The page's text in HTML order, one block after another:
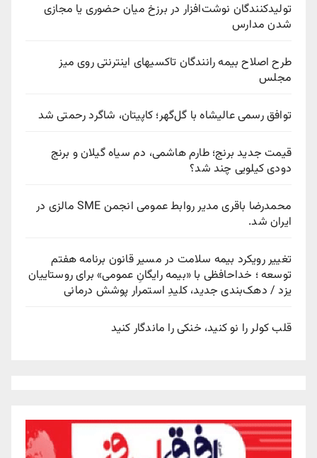
تولیدکنندگان نوشت‌افزار در برزخ میان حضوری یا مجازی
شدن مدارس
طرح اصلاح بیمه رانندگان تاکسیهای اینترنتی روی میز
مجلس
توافق رسمی عالیشاه با گل‌گهر؛ کاپیتان، شاگرد رحمتی شد
قیمت جدید برنج؛ طارم هاشمی، دم سیاه گیلان و برنج
دودی کیلویی چند شد؟
محمدرضا باقری مدیر روابط عمومی انجمن SME مالزی در
ایران شد.
تغییر رویکرد بیمه سلامت در مسیر قانون برنامه هفتم
توسعه ؛ خداحافظی با «بیمه رایگانِ عمومی» برای روستاییان
یزد / دهک‌بندی جدید، کلیدِ استمرار پوشش درمانی
قلب کولر را نو کنید، خنکی را ماندگار کنید